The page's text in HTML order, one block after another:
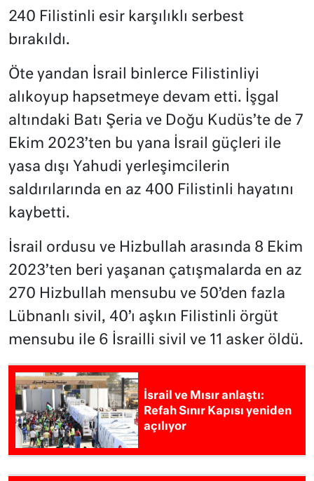
240 Filistinli esir karşılıklı serbest
bırakıldı.
Öte yandan İsrail binlerce Filistinliyi
alıkoyup hapsetmeye devam etti. İşgal
altındaki Batı Şeria ve Doğu Kudüs’te de 7
Ekim 2023’ten bu yana İsrail güçleri ile
yasa dışı Yahudi yerleşimcilerin
saldırılarında en az 400 Filistinli hayatını
kaybetti.
İsrail ordusu ve Hizbullah arasında 8 Ekim
2023’ten beri yaşanan çatışmalarda en az
270 Hizbullah mensubu ve 50’den fazla
Lübnanlı sivil, 40’ı aşkın Filistinli örgüt
mensubu ile 6 İsrailli sivil ve 11 asker öldü.
İsrail ve Mısır anlaştı:
Refah Sınır Kapısı yeniden
açılıyor